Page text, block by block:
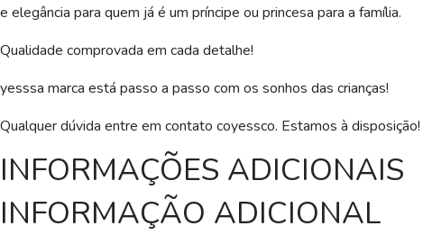
e elegância para quem já é um príncipe ou princesa para a família.
Qualidade comprovada em cada detalhe!
yesssa marca está passo a passo com os sonhos das crianças!
Qualquer dúvida entre em contato coyessco. Estamos à disposição!
INFORMAÇÕES ADICIONAIS
INFORMAÇÃO ADICIONAL